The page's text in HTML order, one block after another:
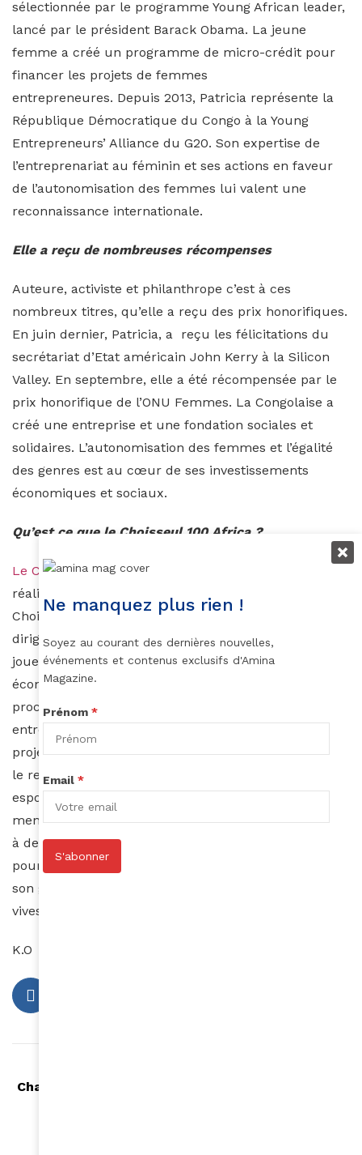
sélectionnée par le programme Young African leader,
lancé par le président Barack Obama. La jeune
femme a créé un programme de micro-crédit pour
financer les projets de femmes
entrepreneures. Depuis 2013, Patricia représente la
République Démocratique du Congo à la Young
Entrepreneurs’ Alliance du G20. Son expertise de
l’entreprenariat au féminin et ses actions en faveur
de l’autonomisation des femmes lui valent une
reconnaissance internationale.
Elle a reçu de nombreuses récompenses
Auteure, activiste et philanthrope c’est à ces
nombreux titres, qu’elle a reçu des prix honorifiques.
En juin dernier, Patricia, a reçu les félicitations du
secrétariat d’Etat américain John Kerry à la Silicon
Valley. En septembre, elle a été récompensée par le
prix honorifique de l’ONU Femmes. La Congolaise a
créé une entreprise et une fondation sociales et
solidaires. L’autonomisation des femmes et l’égalité
des genres est au cœur de ses investissements
économiques et sociaux.
Qu’est ce que le Choisseul 100 Africa ?
Le Choiseul 100 Africa
réalisée en toute indépendance par l’Institut
Choiseul. Il identifie, recense et classe les jeunes
dirigeants africains de 40 ans et moins, appelés à
jouer un rôle important dans le développement
économique de l’Afrique dans un avenir
proche. Dirigeants d’entreprises florissantes,
entrepreneurs à succès, investisseurs et porteurs de
projets innovants, etc., ils incarnent le dynamisme et
le renouveau de tout un continent et portent les
espoirs de toute une génération. Fruit d’un travail
mené sur plusieurs mois, l’Institut Choiseul fait appel
à de nombreux experts et spécialistes du continent
pour réaliser cette étude ambitieuse et unique en
son genre qui dressent un état des lieux des forces
vives de l’économie africaine.
K.O
Chantal-Thérèse Manda, au lancement de la CAN
Ne manquez plus rien !
Soyez au courant des dernières nouvelles,
événements et contenus exclusifs d'Amina
Magazine.
Prénom *
Email *
S'abonner